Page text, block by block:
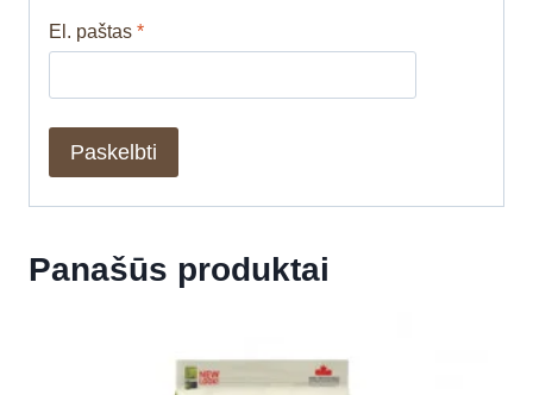
El. paštas *
Panašūs produktai